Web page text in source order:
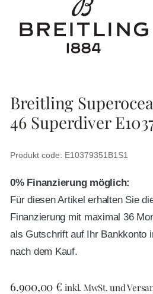
Breitling
46 Superdiver
Produkt code: E10379351B1S1
0% Finanzierung möglich:
Für diesen Artikel erhalten Sie
Finanzierung mit maximal 36
als Gutschrift auf Ihr Bankkonto
nach dem Kauf.
6.900,00€ inkl. MwSt. und